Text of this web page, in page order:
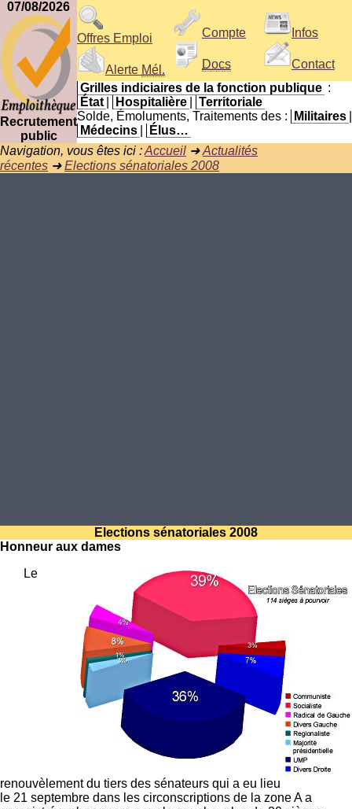
07/08/2026
Recrutement
public
Offres Emploi
Alerte Mél.
Compte
Docs
Infos
Contact
Grilles indiciaires de la fonction publique :
État
Hospitalière
Territoriale
Solde, Émoluments, Traitements des :
Militaires
Médecins
Élus…
Navigation, vous êtes ici :Accueil ➜Actualités
récentes ➜Elections sénatoriales 2008
Elections sénatoriales 2008
Honneur aux dames
Le
renouvèlement du tiers des sénateurs qui a eu lieu
le 21 septembre dans les circonscriptions de la zone A a